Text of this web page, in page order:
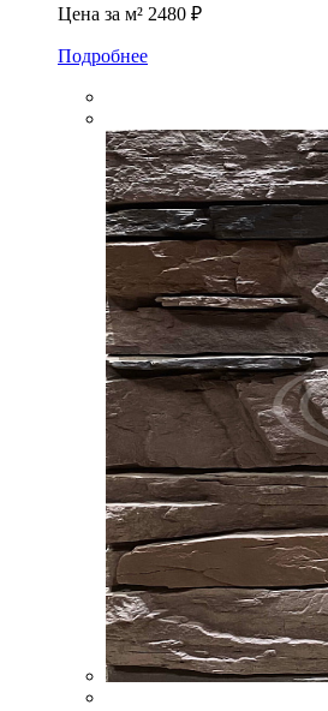
Цена за м² 2480 ₽
Подробнее